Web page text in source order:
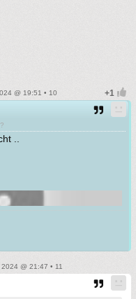
@ 19:51 • 10
..
@ 21:47 • 11